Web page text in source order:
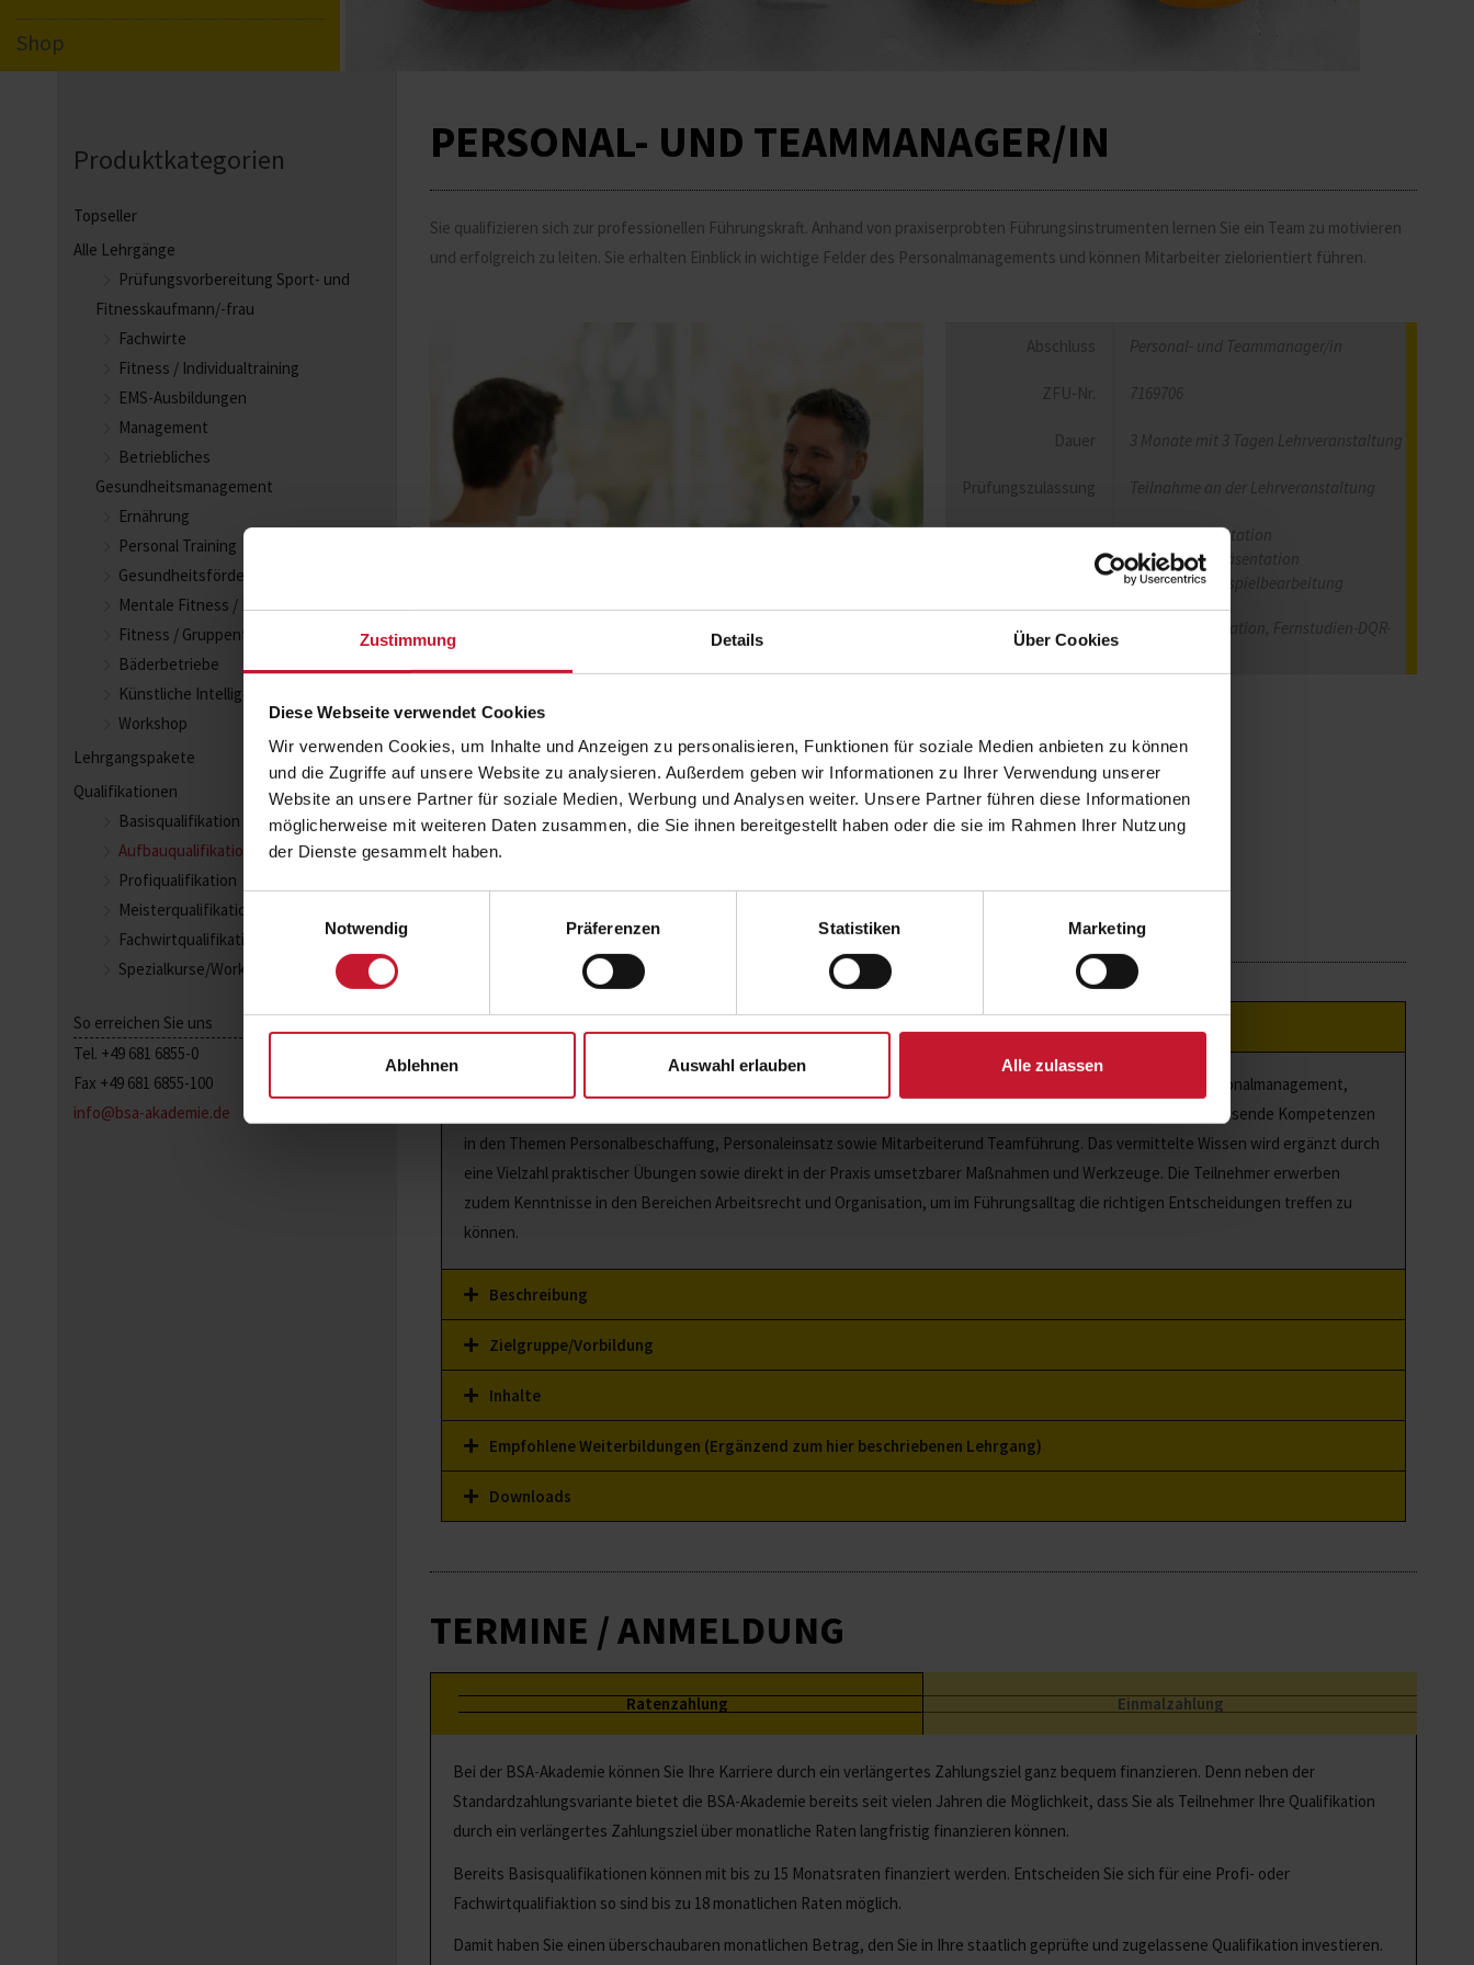
Zustimmung Details Über Cookies
Diese Webseite verwendet Cookies
Wir verwenden Cookies, um Inhalte und Anzeigen zu personalisieren, Funktionen für soziale Medien anbieten zu können
und die Zugriffe auf unsere Website zu analysieren. Außerdem geben wir Informationen zu Ihrer Verwendung unserer
Website an unsere Partner für soziale Medien, Werbung und Analysen weiter. Unsere Partner führen diese Informationen
möglicherweise mit weiteren Daten zusammen, die Sie ihnen bereitgestellt haben oder die sie im Rahmen Ihrer Nutzung
der Dienste gesammelt haben.
Notwendig
Präferenzen Statistiken Marketing
Ablehnen Auswahl erlauben Alle zulassen
Shop
Produktkategorien
Topseller
Alle Lehrgänge
Prüfungsvorbereitung Sport- und
Fitnesskaufmann/-frau
Fachwirte
Fitness / Individualtraining
EMS-Ausbildungen
Management
Betriebliches
Gesundheitsmanagement
Ernährung
Personal Training
Gesundheitsförderung
Mentale Fitness / Entspannung
Fitness / Gruppentraining
Bäderbetriebe
Künstliche Intelligenz
Workshop
Lehrgangspakete
Qualifikationen
Basisqualifikation
Aufbauqualifikation
Profiqualifikation
Meisterqualifikation
Fachwirtqualifikation
Spezialkurse/Workshops
So erreichen Sie uns
Tel. +49 681 6855-0
Fax +49 681 6855-100
info@bsa-akademie.de
PERSONAL- UND TEAMMANAGER/IN
Sie qualifizieren sich zur professionellen Führungskraft. Anhand von praxiserprobten Führungsinstrumenten lernen Sie ein Team zu motivieren
und erfolgreich zu leiten. Sie erhalten Einblick in wichtige Felder des Personalmanagements und können Mitarbeiter zielorientiert führen.
Abschluss Personal- und Teammanager/in
ZFU-Nr. 7169706
Dauer 3 Monate mit 3 Tagen Lehrveranstaltung
Prüfungszulassung Teilnahme an der Lehrveranstaltung
vor Ort: Präsentation
Livestream: Präsentation
digital: Fallbeispielbearbeitung
Qualifikationsstufe
Aufbauqualifikation, Fernstudien-DQR-
Ziel
Durch die Qualifikation „Personal- und Teammanager/ in“ werden spezielle Kenntnisse und Fertigkeiten im Personalmanagement,
insbesondere in der ziel- und erfolgsorientierten Mitarbeiterführung vermittelt. Die Teilnehmer erwerben umfassende Kompetenzen
in den Themen Personalbeschaffung, Personaleinsatz sowie Mitarbeiterund Teamführung. Das vermittelte Wissen wird ergänzt durch
eine Vielzahl praktischer Übungen sowie direkt in der Praxis umsetzbarer Maßnahmen und Werkzeuge. Die Teilnehmer erwerben
zudem Kenntnisse in den Bereichen Arbeitsrecht und Organisation, um im Führungsalltag die richtigen Entscheidungen treffen zu
können.
Beschreibung
Zielgruppe/Vorbildung
Inhalte
Empfohlene Weiterbildungen (Ergänzend zum hier beschriebenen Lehrgang)
Downloads
TERMINE / ANMELDUNG
Ratenzahlung Einmalzahlung
Bei der BSA-Akademie können Sie Ihre Karriere durch ein verlängertes Zahlungsziel ganz bequem finanzieren. Denn neben der
Standardzahlungsvariante bietet die BSA-Akademie bereits seit vielen Jahren die Möglichkeit, dass Sie als Teilnehmer Ihre Qualifikation
durch ein verlängertes Zahlungsziel über monatliche Raten langfristig finanzieren können.
Bereits Basisqualifikationen können mit bis zu 15 Monatsraten finanziert werden. Entscheiden Sie sich für eine Profi- oder
Fachwirtqualifiaktion so sind bis zu 18 monatlichen Raten möglich.
Damit haben Sie einen überschaubaren monatlichen Betrag, den Sie in Ihre staatlich geprüfte und zugelassene Qualifikation investieren.